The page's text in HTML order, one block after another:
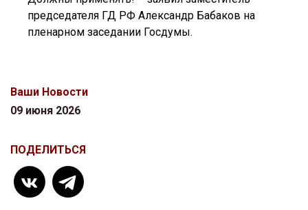
председателя ГД РФ Александр Бабаков на
пленарном заседании Госдумы.
Ваши Новости
09 июня 2026
ПОДЕЛИТЬСЯ